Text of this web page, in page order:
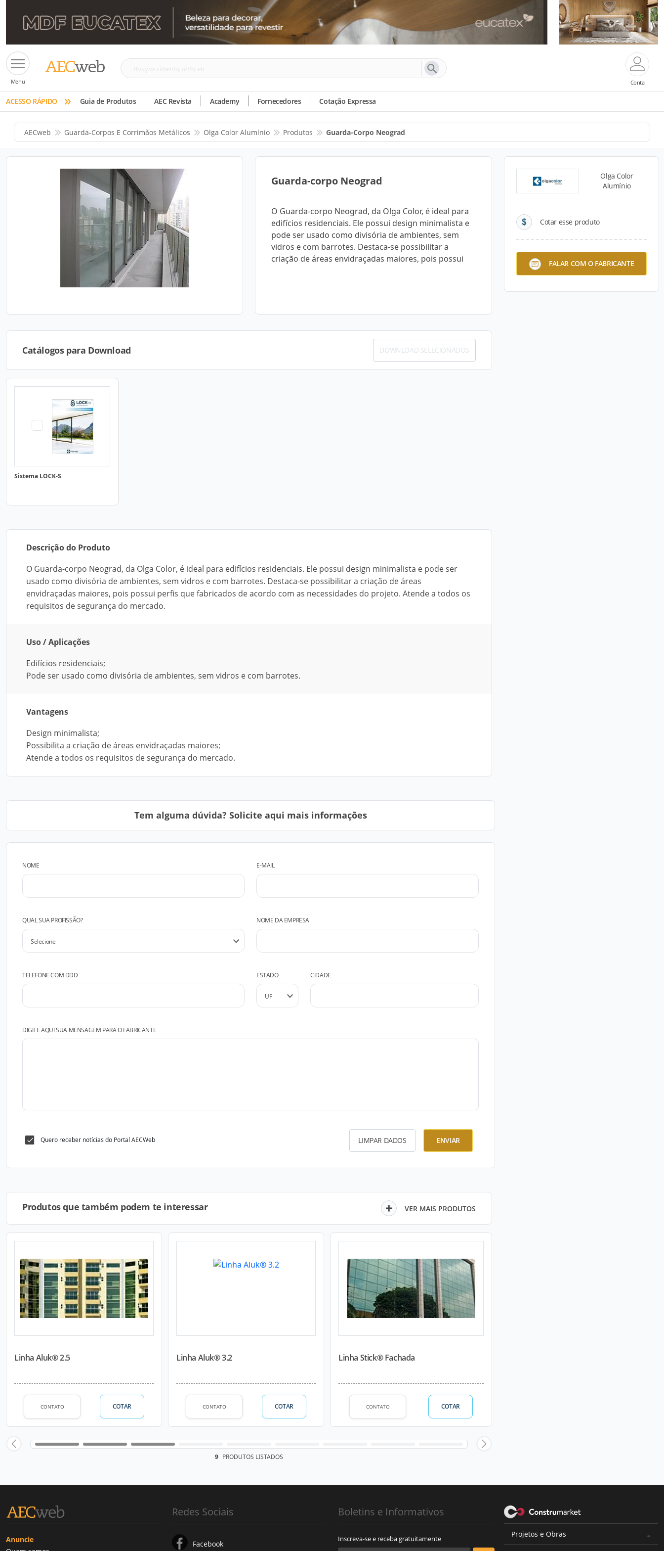
Menu
Busque
tinta,
etc
Conta
ACESSO RÁPIDO » Guia de Produtos AEC Revista Academy Fornecedores Cotação Expressa
AECweb Guarda-Corpos E Corrimãos Metálicos Olga Color Alumínio Produtos Guarda-Corpo Neograd
Guarda-corpo Neograd
O Guarda-corpo Neograd, da Olga Color, é ideal para
edifícios residenciais. Ele possui design minimalista e
pode ser usado como divisória de ambientes, sem
vidros e com barrotes. Destaca-se possibilitar a
criação de áreas envidraçadas maiores, pois possui
Olga Color
Alumínio
Cotar esse produto
FALAR COM O FABRICANTE
Catálogos para Download DOWNLOAD SELECIONADOS
Sistema LOCK-S
Descrição do Produto
O Guarda-corpo Neograd, da Olga Color, é ideal para edifícios residenciais. Ele possui design minimalista e pode ser
usado como divisória de ambientes, sem vidros e com barrotes. Destaca-se possibilitar a criação de áreas
envidraçadas maiores, pois possui perfis que fabricados de acordo com as necessidades do projeto. Atende a todos os
requisitos de segurança do mercado.
Uso / Aplicações
Edifícios residenciais;
Pode ser usado como divisória de ambientes, sem vidros e com barrotes.
Vantagens
Design minimalista;
Possibilita a criação de áreas envidraçadas maiores;
Atende a todos os requisitos de segurança do mercado.
Tem alguma dúvida? Solicite aqui mais informações
NOME E-MAIL
QUAL SUA PROFISSÃO? NOME DA EMPRESA
TELEFONE COM DDD ESTADO CIDADE
DIGITE AQUI SUA MENSAGEM PARA O FABRICANTE
Quero receber notícias do Portal AECWeb LIMPAR DADOS ENVIAR
Produtos que também podem te interessar VER MAIS PRODUTOS
Linha Aluk® 2.5
CONTATO COTAR
Linha Aluk® 3.2
CONTATO COTAR
Linha Stick® Fachada
CONTATO COTAR
9 PRODUTOS LISTADOS
Anuncie
Redes Sociais
Facebook
Boletins e Informativos
Inscreva-se e receba gratuitamente
Projetos e Obras